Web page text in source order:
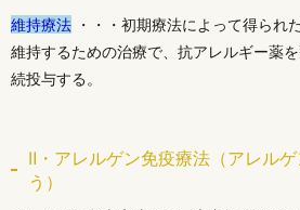
維持療法 ・・・初期療法によって得られ
維持するための治療で、抗アレルギー薬
続投与する。
Ⅱ・アレルゲン免疫療法（アレル
う）